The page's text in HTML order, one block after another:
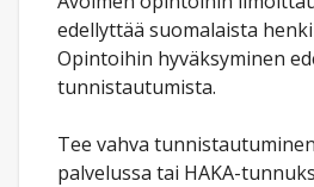
edellyttää suomalaista
Opintoihin hyväksyminen
tunnistautumista.
Tee vahva
palvelussa tai HAKA-